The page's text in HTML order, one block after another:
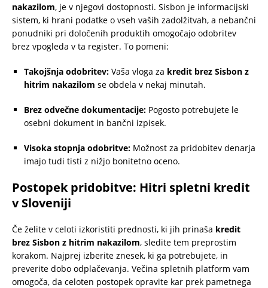
nakazilom, je v njegovi dostopnosti. Sisbon je informacijski
sistem, ki hrani podatke o vseh vaših zadolžitvah, a nebančni
ponudniki pri določenih produktih omogočajo odobritev
brez vpogleda v ta register. To pomeni:
Takojšnja odobritev: Vaša vloga za kredit brez Sisbon z
hitrim nakazilom se obdela v nekaj minutah.
Brez odvečne dokumentacije: Pogosto potrebujete le
osebni dokument in bančni izpisek.
Visoka stopnja odobritve: Možnost za pridobitev denarja
imajo tudi tisti z nižjo bonitetno oceno.
Postopek pridobitve: Hitri spletni kredit
v Sloveniji
Če želite v celoti izkoristiti prednosti, ki jih prinaša kredit
brez Sisbon z hitrim nakazilom, sledite tem preprostim
korakom. Najprej izberite znesek, ki ga potrebujete, in
preverite dobo odplačevanja. Večina spletnih platform vam
omogoča, da celoten postopek opravite kar prek pametnega